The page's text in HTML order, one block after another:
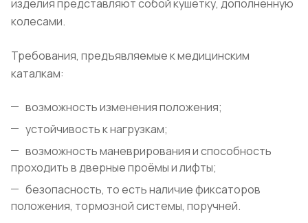
изделия представляют собой кушетку, дополненную
колесами.
Требования, предъявляемые к медицинским
каталкам:
возможность изменения положения;
устойчивость к нагрузкам;
возможность маневрирования и способность
проходить в дверные проёмы и лифты;
безопасность, то есть наличие фиксаторов
положения, тормозной системы, поручней.